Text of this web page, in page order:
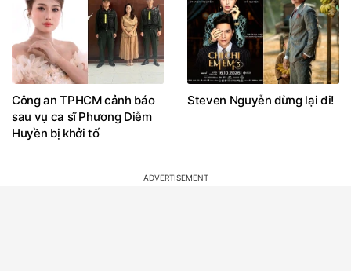
Công an TPHCM cảnh báo
sau vụ ca sĩ Phương Diễm
Huyền bị khởi tố
Steven Nguyễn dừng lại đi!